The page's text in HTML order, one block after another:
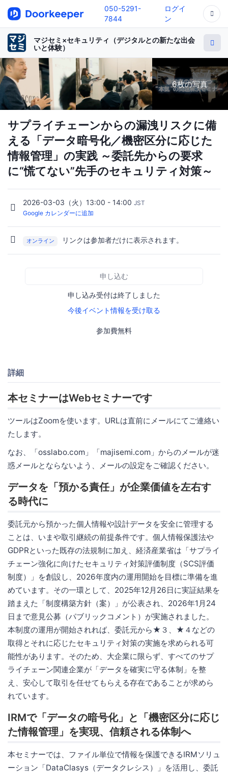
050-5291-
7844
ログイ
ン
マジセミ×セキュリティ（デジタルとの新たな出会
いと体験）
6枚の写真
サプライチェーンからの漏洩リスクに備
える「データ暗号化／機密区分に応じた
情報管理」の実践 ～委託先からの要求
に“慌てない”先手のセキュリティ対策～
2026-03-03（火）13:00 - 14:00 JST
Google カレンダーに追加
オンライン リンクは参加者だけに表示されます。
申し込む
申し込み受付は終了しました
今後イベント情報を受け取る
参加費無料
詳細
本セミナーはWebセミナーです
ツールはZoomを使います。URLは直前にメールにてご連絡い
たします。
なお、「osslabo.com」「majisemi.com」からのメールが迷
惑メールとならないよう、メールの設定をご確認ください。
データを「預かる責任」が企業価値を左右す
る時代に
委託元から預かった個人情報や設計データを安全に管理する
ことは、いまや取引継続の前提条件です。個人情報保護法や
GDPRといった既存の法規制に加え、経済産業省は「サプライ
チェーン強化に向けたセキュリティ対策評価制度（SCS評価
制度）」を創設し、2026年度内の運用開始を目標に準備を進
めています。その一環として、2025年12月26日に実証結果を
踏まえた「制度構築方針（案）」が公表され、2026年1月24
日まで意見公募（パブリックコメント）が実施されました。
本制度の運用が開始されれば、委託元から★３、★４などの
取得とそれに応じたセキュリティ対策の実施を求められる可
能性があります。そのため、大企業に限らず、すべてのサプ
ライチェーン関連企業が「データを確実に守る体制」を整
え、安心して取引を任せてもらえる存在であることが求めら
れています。
IRMで「データの暗号化」と「機密区分に応じ
た情報管理」を実現、信頼される体制へ
本セミナーでは、ファイル単位で情報を保護できるIRMソリュ
ーション「DataClasys（データクレシス）」を活用し、委託